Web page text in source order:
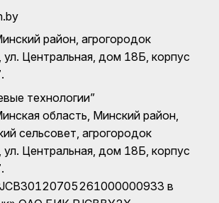
район, агрогородок
Центральная, дом 18Б, корпус
технологии”
область, Минский район,
сельсовет, агрогородок
Центральная, дом 18Б, корпус
в